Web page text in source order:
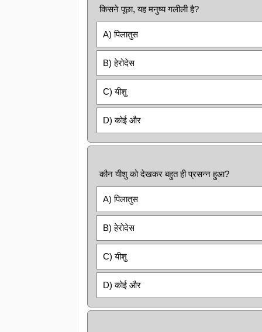
किसने पूछा, यह मनुष्य गलीली है?
A) पिलातुस
B) हेरोदेस
C) यीशु
D) कोई और
कौन यीशु को देखकर बहुत ही प्रसन्न हुआ?
A) पिलातुस
B) हेरोदेस
C) यीशु
D) कोई और